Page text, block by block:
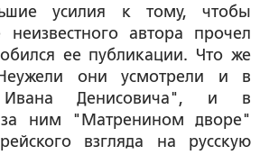
усилия к тому, чтобы
неизвестного автора прочел
ее публикации. Что же
они усмотрели и в
Денисовича", и в
за ним "Матренином дворе"
взгляда на русскую